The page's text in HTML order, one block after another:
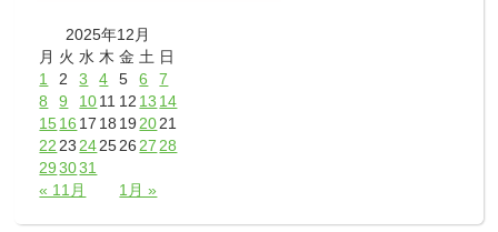
2025年12月
月 火 水 木 金 土 日
« 11月 1月 »
1 2 3 4 5 6
7
8
9 1011 12 13 14
1516 17 18 19 2021
22 23 242526 27 28
29 3031